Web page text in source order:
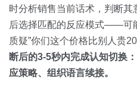
时分析销售当前话术，判断其
后选择匹配的反应模式——可
质疑”你们这个价格比别人贵
断后的3-5秒内完成认知切换
应策略、组织语言续接。